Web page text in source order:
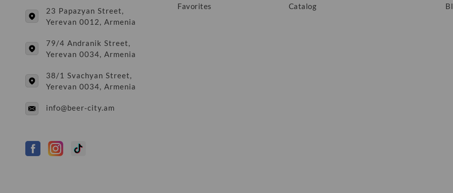
23 Papazyan Street,
Yerevan 0012, Armenia
79/4 Andranik Street,
Yerevan 0034, Armenia
38/1 Svachyan Street,
Yerevan 0034, Armenia
info@beer-city.am
Favorites Catalog